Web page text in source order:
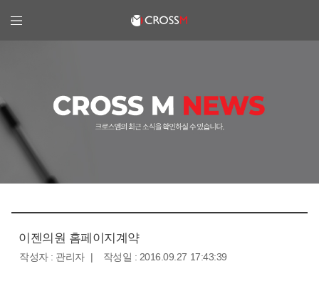
크로스엠
이젠의원 홈페이지계약
작성자 : 관리자 작성일 : 2016.09.27 17:43:39